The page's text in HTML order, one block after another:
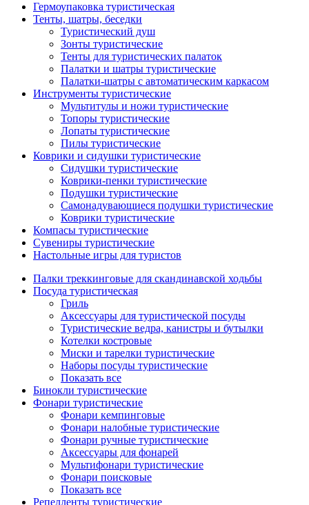
Гермоупаковка туристическая
Тенты, шатры, беседки
Туристический душ
Зонты туристические
Тенты для туристических палаток
Палатки и шатры туристические
Палатки-шатры с автоматическим каркасом
Инструменты туристические
Мультитулы и ножи туристические
Топоры туристические
Лопаты туристические
Пилы туристические
Коврики и сидушки туристические
Сидушки туристические
Коврики-пенки туристические
Подушки туристические
Самонадувающиеся подушки туристические
Коврики туристические
Компасы туристические
Сувениры туристические
Настольные игры для туристов
Палки треккинговые для скандинавской ходьбы
Посуда туристическая
Гриль
Аксессуары для туристической посуды
Туристические ведра, канистры и бутылки
Котелки костровые
Миски и тарелки туристические
Наборы посуды туристические
Показать все
Бинокли туристические
Фонари туристические
Фонари кемпинговые
Фонари налобные туристические
Фонари ручные туристические
Аксессуары для фонарей
Мультифонари туристические
Фонари поисковые
Показать все
Репелленты туристические